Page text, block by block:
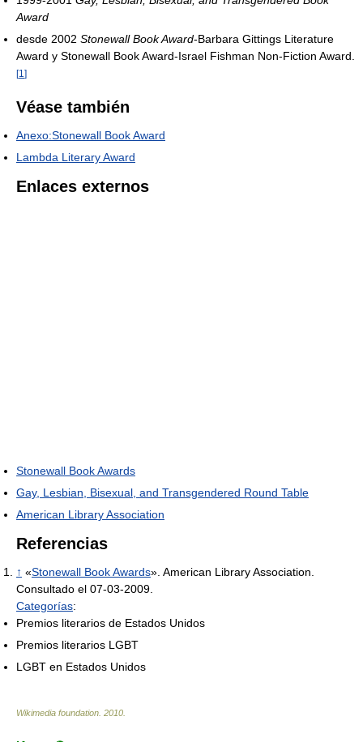
Award
desde 2002 Stonewall Book Award-Barbara Gittings Literature
Award y Stonewall Book Award-Israel Fishman Non-Fiction Award.
[1 ]
Véase también
Anexo:Stonewall Book Award
Lambda Literary Award
Enlaces externos
Stonewall Book Awards
Gay, Lesbian, Bisexual, and Transgendered Round Table
American Library Association
Referencias
↑ «Stonewall Book Awards». American Library Association.
Consultado el 07-03-2009.
Categorías:
Premios literarios de Estados Unidos
Premios literarios LGBT
LGBT en Estados Unidos
Wikimedia foundation 2010